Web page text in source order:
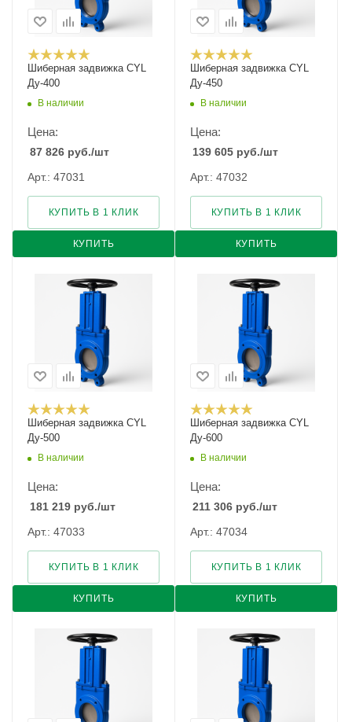
Шиберная задвижка CYL
Ду-400
В наличии
Цена:
87 826 руб./шт
Арт.: 47031
КУПИТЬ
КУПИТЬ В 1 КЛИК
Шиберная задвижка CYL
Ду-450
В наличии
Цена:
139 605 руб./шт
Арт.: 47032
КУПИТЬ
КУПИТЬ В 1 КЛИК
Шиберная задвижка CYL
Ду-500
В наличии
Цена:
181 219 руб./шт
Арт.: 47033
КУПИТЬ
КУПИТЬ В 1 КЛИК
Шиберная задвижка CYL
Ду-600
В наличии
Цена:
211 306 руб./шт
Арт.: 47034
КУПИТЬ
КУПИТЬ В 1 КЛИК